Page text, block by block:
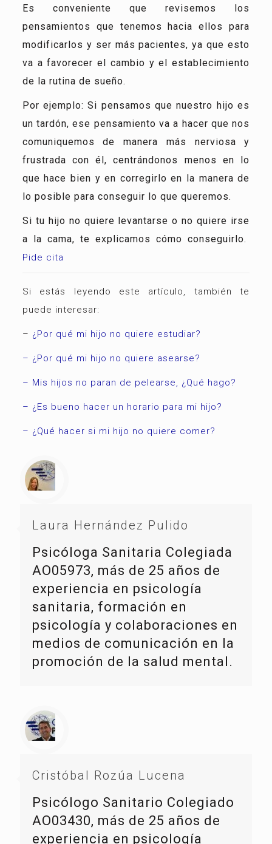
Es conveniente que revisemos los
pensamientos que tenemos hacia ellos para
modificarlos y ser más pacientes, ya que esto
va a favorecer el cambio y el establecimiento
de la rutina de sueño.
Por ejemplo: Si pensamos que nuestro hijo es
un tardón, ese pensamiento va a hacer que nos
comuniquemos de manera más nerviosa y
frustrada con él, centrándonos menos en lo
que hace bien y en corregirlo en la manera de
lo posible para conseguir lo que queremos.
Si tu hijo no quiere levantarse o no quiere irse
a la cama, te explicamos cómo conseguirlo.
Pide cita
Si estás leyendo este artículo, también te
puede interesar:
– ¿Por qué mi hijo no quiere estudiar?
– ¿Por qué mi hijo no quiere asearse?
– Mis hijos no paran de pelearse, ¿Qué hago?
– ¿Es bueno hacer un horario para mi hijo?
– ¿Qué hacer si mi hijo no quiere comer?
Laura Hernández Pulido
Psicóloga Sanitaria Colegiada
AO05973, más de 25 años de
experiencia en psicología
sanitaria, formación en
psicología y colaboraciones en
medios de comunicación en la
promoción de la salud mental.
Cristóbal Rozúa Lucena
Psicólogo Sanitario Colegiado
AO03430, más de 25 años de
experiencia en psicología